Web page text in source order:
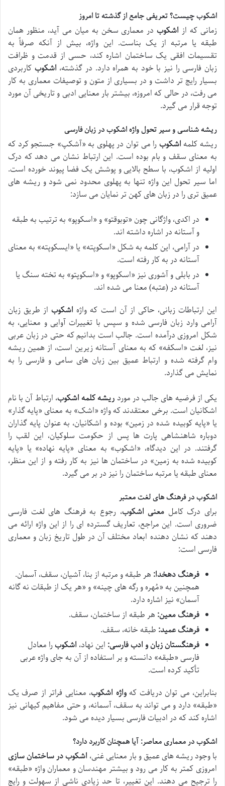
اشکوب چیست؟ تعریفی جامع از گذشته تا امروز
زمانی که از اشکوبدر معماری سخن به میان می آید، منظور همان
طبقه یا مرتبه از یک بناست. این واژه، بیش از آنکه صرفاً به
تقسیمات افقی یک ساختمان اشاره کند، حسی از قدمت و ظرافت
زبان فارسی را نیز با خود به همراه دارد. در گذشته، اشکوب کاربردی
بسیار رایج تر داشت و در بسیاری از متون و توصیفات معماری به کار
می رفت، در حالی که امروزه، بیشتر بار معنایی ادبی و تاریخی آن مورد
توجه قرار می گیرد.
ریشه شناسی و سیر تحول واژه اشکوب در زبان فارسی
ریشه کلمهاشکوبرا می توان در پهلوی به «آشکپ» جستجو کرد که
به معنای سقف و بام بوده است. این ارتباط نشان می دهد که درک
اولیه از اشکوب، با سطح بالایی و پوشش یک فضا پیوند خورده است.
اما سیر تحول این واژه تنها به پهلوی محدود نمی شود و ریشه های
عمیق تری را در زبان های کهن تر نمایان می سازد:
در اکدی، واژگانی چون «توبوقتو» و «اسکوپو» به ترتیب به طبقه
و آستانه در اشاره داشته اند.
در آرامی، این کلمه به شکل «اسکوپته» یا «ایسکوپته» به معنای
آستانه در به کار رفته است.
در بابلی و آشوری نیز «اسکوپو» و «اسکوپتو» به تخته سنگ یا
آستانه در (عتبه) معنا می شده اند.
این ارتباطات زبانی، حاکی از آن است که واژه اشکوباز طریق زبان
آرامی وارد زبان فارسی شده و سپس با تغییرات آوایی و معنایی، به
شکل امروزی درآمده است. جالب است بدانیم که حتی در زبان عربی
نیز، لغت «اسکفه» که به معنای آستانه زیرین است، از همین ریشه
وام گرفته شده و ارتباط عمیق بین زبان های سامی و فارسی را به
نمایش می گذارد.
یکی از فرضیه های جالب در مورد ریشه کلمه اشکوب، ارتباط آن با نام
اشکانیان است. برخی معتقدند که واژه «اشک» به معنای «پایه گذار»
یا «پایه کوبیده شده در زمین» بوده و اشکانیان، به عنوان پایه گذاران
دوباره شاهنشاهی پارت ها پس از حکومت سلوکیان، این لقب را
گرفتند. در این دیدگاه، «اشکوب» به معنای «پایه نهاده» یا «پایه
کوبیده شده به زمین» در ساختمان ها نیز به کار رفته و از این منظر،
معنای طبقه یا مرتبه ساختمان را نیز در بر می گیرد.
اشکوب در فرهنگ های لغت معتبر
برای درک کامل معنی اشکوب، رجوع به فرهنگ های لغت فارسی
ضروری است. این مراجع، تعاریف گسترده ای را از این واژه ارائه می
دهند که نشان دهنده ابعاد مختلف آن در طول تاریخ زبان و معماری
فارسی است:
فرهنگ دهخدا: هر طبقه و مرتبه از بنا، آشیان، سقف، آسمان.
همچنین به «مُهره و رگه های چینه» و «هر یک از طبقات نه گانه
آسمان» نیز اشاره دارد.
فرهنگ معین: هر طبقه از ساختمان، سقف.
فرهنگ عمید: طبقه خانه، سقف.
فرهنگستان زبان و ادب فارسی: این نهاد، اشکوبرا معادل
فارسی «طبقه» دانسته و بر استفاده از آن به جای واژه عربی
تأکید کرده است.
بنابراین، می توان دریافت کهواژه اشکوب، معنایی فراتر از صرف یک
«طبقه» دارد و می تواند به سقف، آسمانه، و حتی مفاهیم کیهانی نیز
اشاره کند که در ادبیات فارسی بسیار دیده می شود.
اشکوب در معماری معاصر: آیا همچنان کاربرد دارد؟
با وجود ریشه های عمیق و بار معنایی غنی، اشکوب در ساختمان سازی
امروزی کمتر به کار می رود و بیشتر مهندسان و معماران واژه «طبقه»
را ترجیح می دهند. این تغییر، تا حد زیادی ناشی از سهولت و رایج